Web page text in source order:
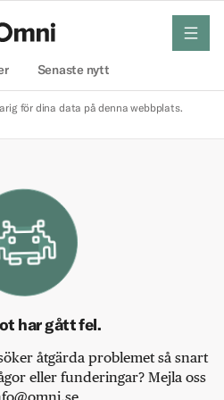
Senaste nytt
meny
för dina data på denna webbplats.
har gått fel.
åtgärda problemet så snart
eller funderingar? Mejla oss